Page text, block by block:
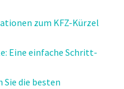
zum KFZ-Kürzel
Eine einfache Schritt-
Sie die besten